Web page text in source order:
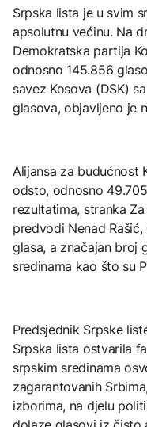
Srpska lista je u svim
apsolutnu većinu. Na
Demokratska partija
odnosno 145.856
savez Kosova (DSK)
glasova, objavljeno je
Alijansa za budućnost
odsto, odnosno
rezultatima, stranka
predvodi Nenad
glasa, a značajan broj
sredinama kao što su
Predsjednik Srpske
Srpska lista ostvarila
srpskim sredinama
zagarantovanih
izborima, na djelu